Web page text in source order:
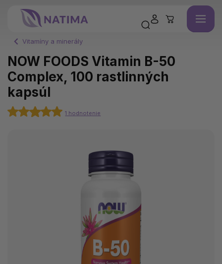
Vitamíny a minerály
NOW FOODS Vitamin B-50
Complex, 100 rastlinných
kapsúl
1 hodnotenie